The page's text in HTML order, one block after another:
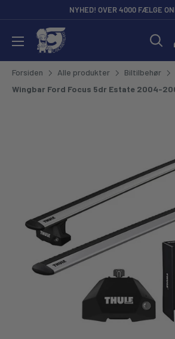
NYHED! OVER 4000 FÆLGE
CarCare Freaks - Bilpleje &
Forsiden Alle produkter Biltilbehør
Wingbar Ford Focus 5dr Estate 2004-